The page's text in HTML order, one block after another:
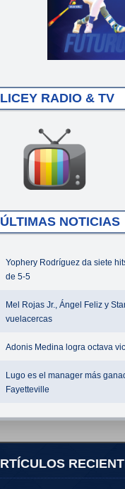
LICEY RADIO & TV
ÚLTIMAS NOTICIAS
Yophery Rodríguez da siete
de 5-5
Mel Rojas Jr., Ángel Feliz y
vuelacercas
Adonis Medina logra octava
Lugo es el manager más
Fayetteville